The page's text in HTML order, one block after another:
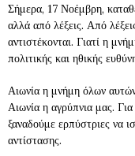
Σήμερα, 17 Νοέμβρη,
αλλά από λέξεις. Από
αντιστέκονται. Γιατί η
πολιτικής και ηθικής
Αιωνία η μνήμη όλων
Αιωνία η αγρύπνια μας.
ξαναδούμε ερπύστριες να
αντίστασης.